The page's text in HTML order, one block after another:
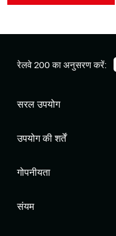
रेलवे 200 का अनुसरण करें:
सरल उपयोग
उपयोग की शर्तें
गोपनीयता
संयम